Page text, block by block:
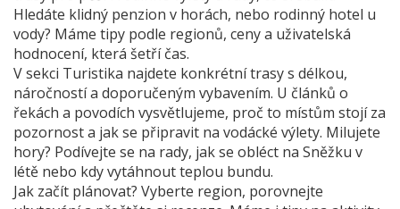
Hledáte klidný penzion v horách, nebo rodinný hotel u
vody? Máme tipy podle regionů, ceny a uživatelská
hodnocení, která šetří čas.
V sekci Turistika najdete konkrétní trasy s délkou,
náročností a doporučeným vybavením. U článků o
řekách a povodích vysvětlujeme, proč to místům stojí za
pozornost a jak se připravit na vodácké výlety. Milujete
hory? Podívejte se na rady, jak se obléct na Sněžku v
létě nebo kdy vytáhnout teplou bundu.
Jak začít plánovat? Vyberte region, porovnejte